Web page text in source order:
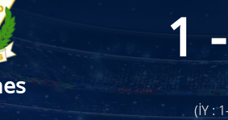
1
(İY :